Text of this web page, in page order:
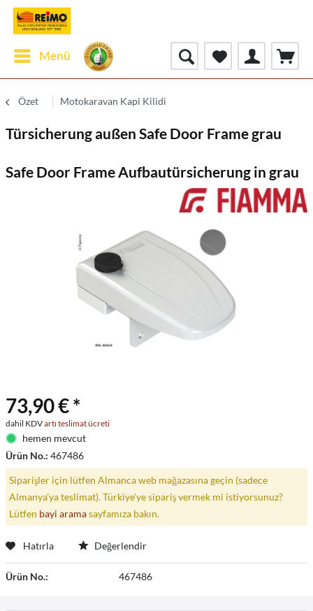
Menü
Özet Motokaravan Kapi Kilidi
Türsicherung außen Safe Door Frame grau
Safe Door Frame Aufbautürsicherung in grau
73,90 € *
dahil KDVartı teslimat ücreti
hemen mevcut
Ürün No.: 467486
Siparişler için lütfen Almanca web mağazasına geçin (sadece
Almanya'ya teslimat). Türkiye'ye sipariş vermek mi istiyorsunuz?
Lütfen bayi aramasayfamıza bakın.
Hatırla Değerlendir
Ürün No.: 467486